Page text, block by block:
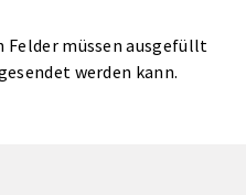
Felder müssen ausgefüllt
werden kann.